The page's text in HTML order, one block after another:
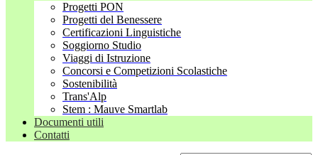
Progetti PON
Progetti del Benessere
Certificazioni Linguistiche
Soggiorno Studio
Viaggi di Istruzione
Concorsi e Competizioni Scolastiche
Sostenibilità
Trans'Alp
Stem : Mauve Smartlab
Documenti utili
Contatti